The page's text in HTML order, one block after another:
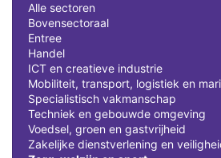
Alle sectoren
Bovensectoraal
Entree
Handel
ICT en creatieve industrie
Mobiliteit, transport, logistiek en
Specialistisch vakmanschap
Techniek en gebouwde omgeving
Voedsel, groen en gastvrijheid
Zakelijke dienstverlening en